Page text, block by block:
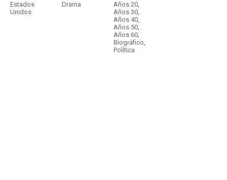
Estados
Unidos
Drama Años 20,
Años 30,
Años 40,
Años 50,
Años 60,
Biográfico,
Política